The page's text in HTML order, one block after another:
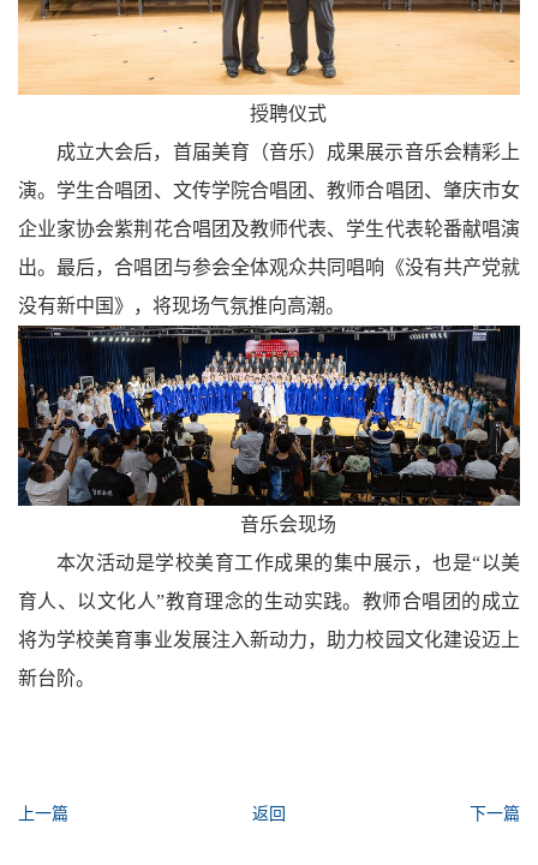
授聘仪式
成立大会后，首届美育（音乐）成果展示音乐会精彩上
演。学生合唱团、文传学院合唱团、教师合唱团、肇庆市女
企业家协会紫荆花合唱团及教师代表、学生代表轮番献唱演
出。最后，合唱团与参会全体观众共同唱响《没有共产党就
没有新中国》，将现场气氛推向高潮。
音乐会现场
本次活动是学校美育工作成果的集中展示，也是“以美
育人、以文化人”教育理念的生动实践。教师合唱团的成立
将为学校美育事业发展注入新动力，助力校园文化建设迈上
新台阶。
上一篇 返回 下一篇